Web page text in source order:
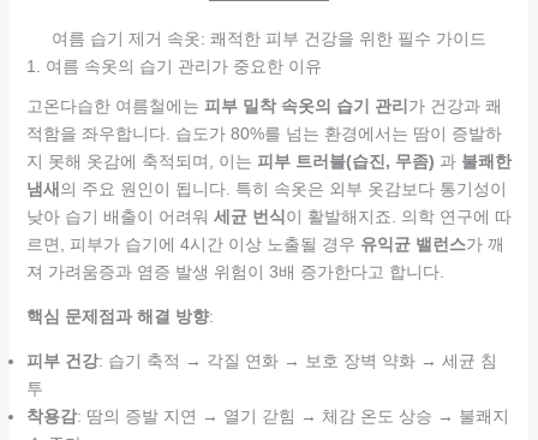
여름 습기 제거 속옷: 쾌적한 피부 건강을 위한 필수 가이드
1. 여름 속옷의 습기 관리가 중요한 이유
고온다습한 여름철에는 피부 밀착 속옷의 습기 관리 가 건강과 쾌
적함을 좌우합니다. 습도가 80%를 넘는 환경에서는 땀이 증발하
지 못해 옷감에 축적되며, 이는 피부 트러블(습진, 무좀) 과 불쾌한
냄새 의 주요 원인이 됩니다. 특히 속옷은 외부 옷감보다 통기성이
낮아 습기 배출이 어려워 세균 번식이 활발해지죠. 의학 연구에 따
르면, 피부가 습기에 4시간 이상 노출될 경우 유익균 밸런스가 깨
져 가려움증과 염증 발생 위험이 3배 증가한다고 합니다.
핵심 문제점과 해결 방향:
피부 건강: 습기 축적 → 각질 연화 → 보호 장벽 약화 → 세균 침
투
착용감: 땀의 증발 지연 → 열기 갇힘 → 체감 온도 상승 → 불쾌지